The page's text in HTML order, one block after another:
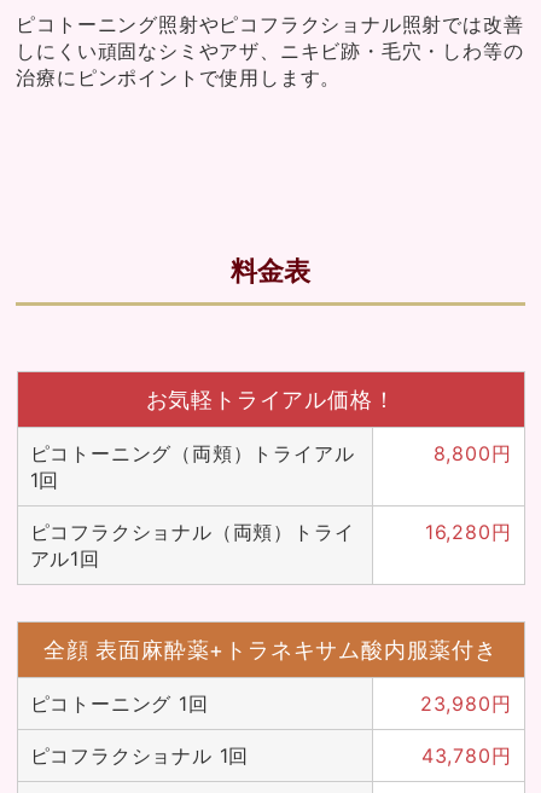
ピコトーニング照射やピコフラクショナル照射では改善
しにくい頑固なシミやアザ、ニキビ跡・毛穴・しわ等の
治療にピンポイントで使用します。
料金表
お気軽トライアル価格！
ピコトーニング（両頬）トライアル
1回
8,800円
ピコフラクショナル（両頬）トライ
アル1回
16,280円
全顔 表面麻酔薬+トラネキサム酸内服薬付き
ピコトーニング 1回 23,980円
ピコフラクショナル 1回 43,780円